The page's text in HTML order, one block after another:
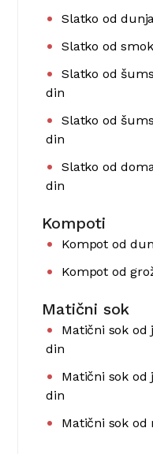
Slatko od
Slatko od
Slatko od
din
Slatko od
din
Slatko od
din
Kompoti
Kompot od
Kompot od
Matični sok
Matični sok od
din
Matični sok od
din
Matični sok od